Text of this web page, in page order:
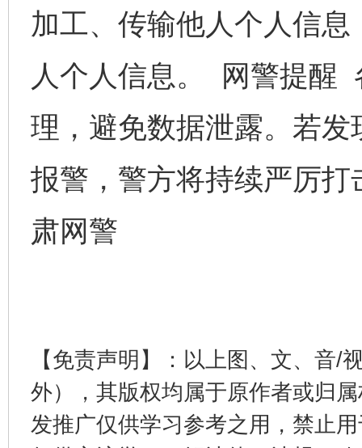
加工、传输他人个人信
人个人信息。 网警提醒
理，避免数据泄露。若
报警，警方将持续严厉
肃网警
【免责声明】：以上图、文、音/
外），其版权均属于原作者或归
发推广仅供学习参考之用，禁止
完善运行机制助力责任有效落实 一纸欠
东山县通报“牛蛙产品抗生素超标问题” 法